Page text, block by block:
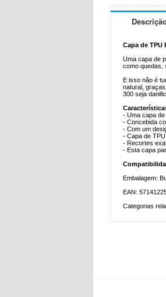
Capa de TPU
Uma capa de
como quedas,
E isso não é
natural,
300 seja
- Uma capa
- Concebida
- Com um
- Capa de
- Recortes
- Esta capa
Embalagem:
EAN:
Categorias